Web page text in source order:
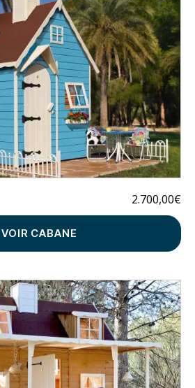
2.700,00€
VOIR CABANE